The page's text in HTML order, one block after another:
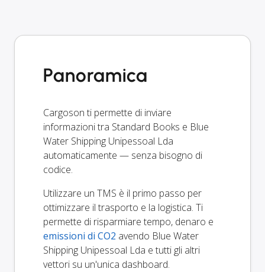
Panoramica
Cargoson ti permette di inviare
informazioni tra Standard Books e Blue
Water Shipping Unipessoal Lda
automaticamente — senza bisogno di
codice.
Utilizzare un TMS è il primo passo per
ottimizzare il trasporto e la logistica. Ti
permette di risparmiare tempo, denaro e
emissioni di CO2 avendo Blue Water
Shipping Unipessoal Lda e tutti gli altri
vettori su un'unica dashboard.